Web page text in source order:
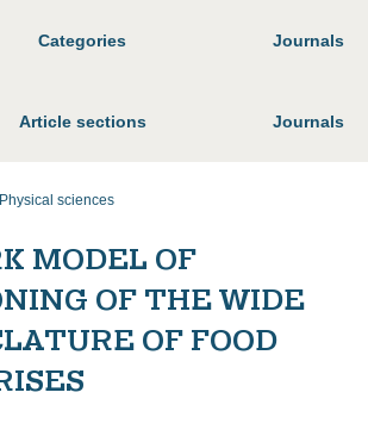
Categories Journals
Article sections Journals
Physical sciences
MODEL OF
OF THE WIDE
OF FOOD